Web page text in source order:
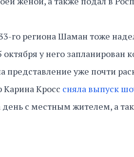
го региона Шаман тоже
у него запланирован
представление уже почти
Карина Кросс сняла выпуск
с местным жителем, а